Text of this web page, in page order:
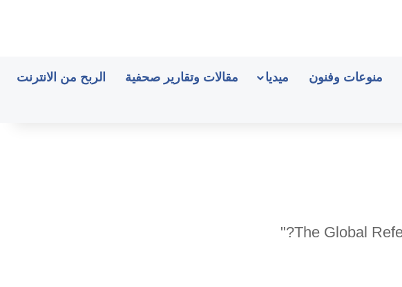
منوعات وفنون ميديا مقالات وتقارير صحفية الربح من الانترنت